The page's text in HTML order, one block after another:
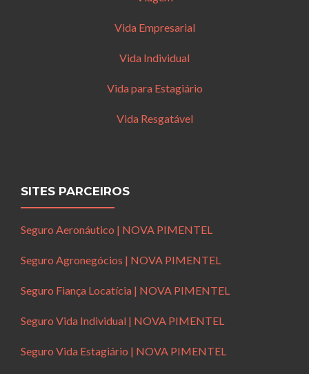
Vida Empresarial
Vida Individual
Vida para Estagiário
Vida Resgatável
SITES PARCEIROS
Seguro Aeronáutico | NOVA PIMENTEL
Seguro Agronegócios | NOVA PIMENTEL
Seguro Fiança Locatícia | NOVA PIMENTEL
Seguro Vida Individual | NOVA PIMENTEL
Seguro Vida Estagiário | NOVA PIMENTEL